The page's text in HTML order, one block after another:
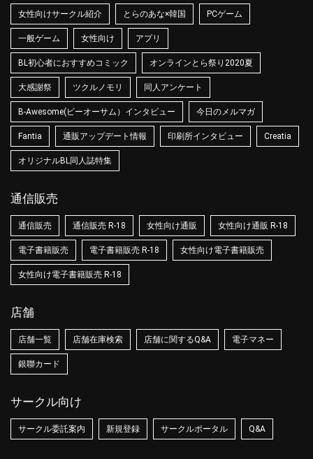
女性向けサークル紹介 とらのあな×韓国 PCゲーム
一般ゲーム 女性向け アプリ
BL初心者におすすめコミック オンラインとら祭り2020夏
大感謝祭 ツクルノモリ 同人アンケート
B-Awesome(ビーオーサム）インタビュー 今日のメルマガ
Fantia 通販アップデート情報 印刷所インタビュー Creatia
オリジナルBL同人誌特集
通信販売
通信販売 通信販売 R-18 女性向け通販 女性向け通販 R-18
電子書籍販売 電子書籍販売 R-18 女性向け電子書籍販売
女性向け電子書籍販売 R-18
店舗
店舗一覧 店舗在庫検索 店舗に関するQ&A 電子マネー
銀聯カード
サークル向け
サークル委託案内 新規登録 サークルポータル Q&A